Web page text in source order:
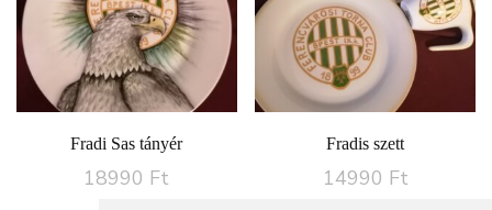
Fradi Sas tányér
18990 Ft
Fradis szett
14990 Ft